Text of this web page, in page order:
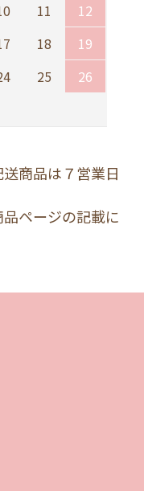
11
12
18
19
25
26
商品は７営業日
ページの記載に